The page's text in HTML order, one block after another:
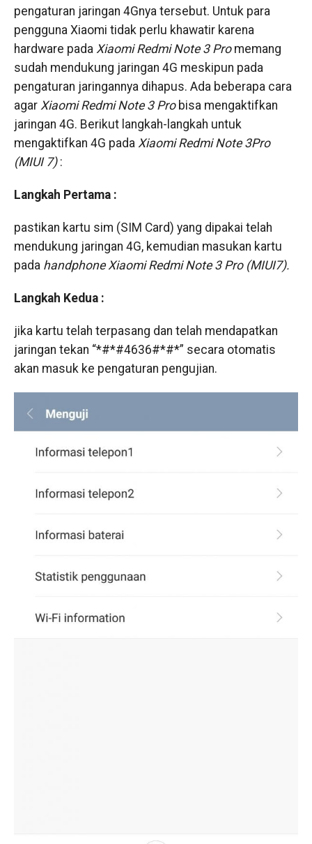
pengaturan jaringan 4Gnya tersebut. Untuk para
pengguna Xiaomi tidak perlu khawatir karena
hardware pada Xiaomi Redmi Note 3 Promemang
sudah mendukung jaringan 4G meskipun pada
pengaturan jaringannya dihapus. Ada beberapa cara
agar Xiaomi Redmi Note 3 Probisa mengaktifkan
jaringan 4G. Berikut langkah-langkah untuk
mengaktifkan 4G pada Xiaomi Redmi Note 3Pro
(MIUI 7):
Langkah Pertama :
pastikan kartu sim (SIM Card) yang dipakai telah
mendukung jaringan 4G, kemudian masukan kartu
pada handphone Xiaomi Redmi Note 3 Pro (MIUI7).
Langkah Kedua :
jika kartu telah terpasang dan telah mendapatkan
jaringan tekan “*#*#4636#*#*” secara otomatis
akan masuk ke pengaturan pengujian.